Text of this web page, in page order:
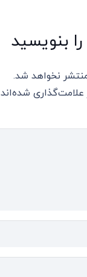
بنویسید
نخواهد شد.
شده‌اند